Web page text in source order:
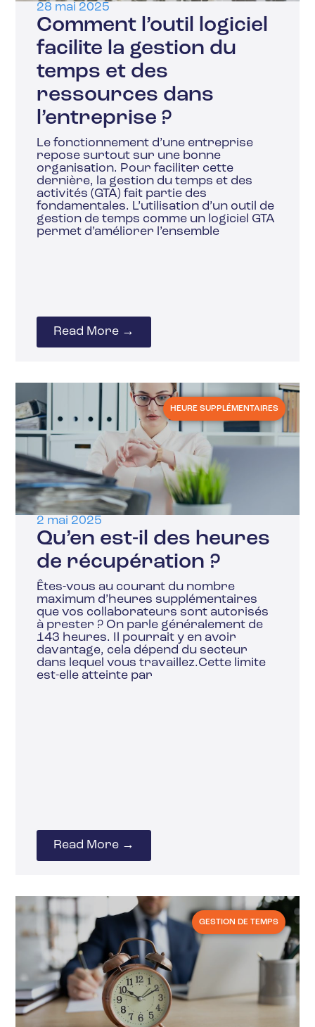
28 mai 2025
Comment l’outil logiciel
facilite la gestion du
temps et des
ressources dans
l’entreprise ?
Le fonctionnement d’une entreprise
repose surtout sur une bonne
organisation. Pour faciliter cette
dernière, la gestion du temps et des
activités (GTA) fait partie des
fondamentales. L’utilisation d’un outil de
gestion de temps comme un logiciel GTA
permet d’améliorer l’ensemble
Read More →
HEURE SUPPLÉMENTAIRES
2 mai 2025
Qu’en est-il des heures
de récupération ?
Êtes-vous au courant du nombre
maximum d’heures supplémentaires
que vos collaborateurs sont autorisés
à prester ? On parle généralement de
143 heures. Il pourrait y en avoir
davantage, cela dépend du secteur
dans lequel vous travaillez.Cette limite
est-elle atteinte par
Read More →
GESTION DE TEMPS